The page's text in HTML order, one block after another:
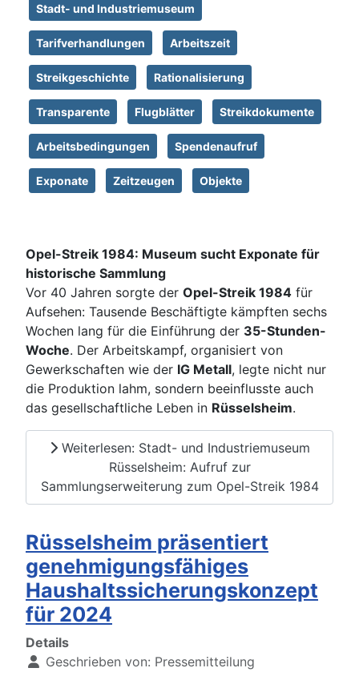
Stadt- und Industriemuseum
Tarifverhandlungen Arbeitszeit
Streikgeschichte Rationalisierung
Transparente Flugblätter Streikdokumente
Arbeitsbedingungen Spendenaufruf
Exponate Zeitzeugen Objekte
Opel-Streik 1984: Museum sucht Exponate für
historische Sammlung
Vor 40 Jahren sorgte der Opel-Streik 1984 für
Aufsehen: Tausende Beschäftigte kämpften sechs
Wochen lang für die Einführung der 35-Stunden-
Woche. Der Arbeitskampf, organisiert von
Gewerkschaften wie der IG Metall, legte nicht nur
die Produktion lahm, sondern beeinflusste auch
das gesellschaftliche Leben in Rüsselsheim.
Weiterlesen: Stadt- und Industriemuseum
Rüsselsheim: Aufruf zur
Sammlungserweiterung zum Opel-Streik 1984
Rüsselsheim präsentiert
genehmigungsfähiges
Haushaltssicherungskonzept
für 2024
Details
Geschrieben von: Pressemitteilung